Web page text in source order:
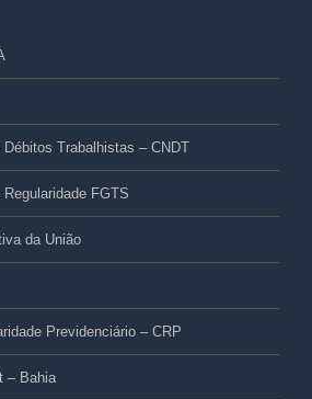
Trabalhistas – CNDT
FGTS
da União
Previdenciário – CRP
– Bahia